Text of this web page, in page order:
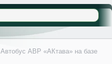
Автобус АВР «АКтава» на базе